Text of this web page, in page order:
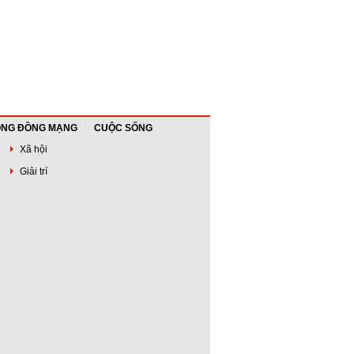
ĐỒNG MẠNG
CUỘC SỐNG
Xã hội
Giải trí